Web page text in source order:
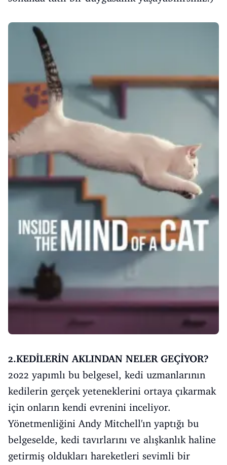
2.KEDİLERİN AKLINDAN NELER GEÇİYOR?
2022 yapımlı bu belgesel, kedi uzmanlarının
kedilerin gerçek yeteneklerini ortaya çıkarmak
için onların kendi evrenini inceliyor.
Yönetmenliğini Andy Mitchell'ın yaptığı bu
belgeselde, kedi tavırlarını ve alışkanlık haline
getirmiş oldukları hareketleri sevimli bir